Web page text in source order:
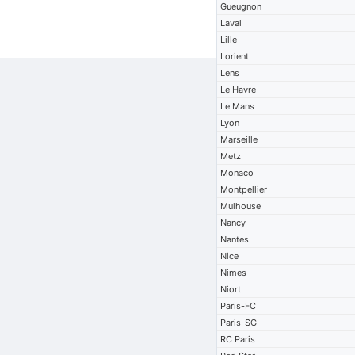
Gueugnon
Laval
Lille
Lorient
Lens
Le Havre
Le Mans
Lyon
Marseille
Metz
Monaco
Montpellier
Mulhouse
Nancy
Nantes
Nice
Nimes
Niort
Paris-FC
Paris-SG
RC Paris